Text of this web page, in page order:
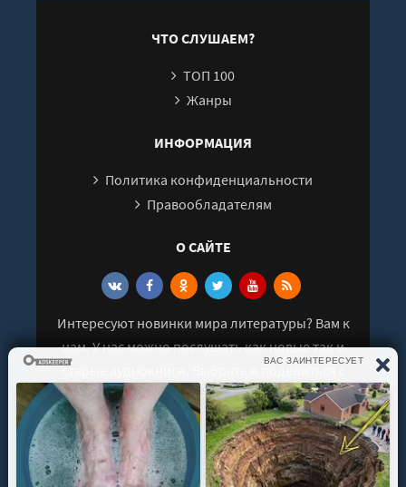
ЧТО СЛУШАЕМ?
ТОП 100
Жанры
ИНФОРМАЦИЯ
Политика конфиденциальности
Правообладателям
О САЙТЕ
Интересуют новинки мира литературы? Вам к
нам. У нас можно послушать как новые так и
старые аудиокниги. Выбрать и поделиться с
друзьями лучшими аудиокнигами!
© 2021 - 2026 kniga-audio.net. Все права